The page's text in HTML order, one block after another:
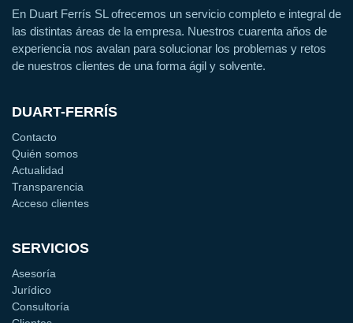
En Duart Ferrís SL ofrecemos un servicio completo e integral de
las distintas áreas de la empresa. Nuestros cuarenta años de
experiencia nos avalan para solucionar los problemas y retos
de nuestros clientes de una forma ágil y solvente.
DUART-FERRÍS
Contacto
Quién somos
Actualidad
Transparencia
Acceso clientes
SERVICIOS
Asesoría
Jurídico
Consultoría